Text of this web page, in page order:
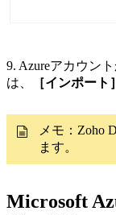
9. Azureアカウン
は、
［インポート］
メモ：Zoho
ます。
Microsoft